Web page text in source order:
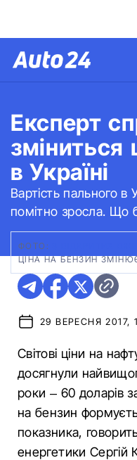
Експерт
зміниться
в Україні
Вартість пального в
помітно зросла. Що
ФОТО:
ЦІНА НА БЕНЗИН
29 ВЕРЕСНЯ 2017,
Світові ціни на
досягнули
роки – 60 доларів
на бензин
показника,
енергетики Сергій